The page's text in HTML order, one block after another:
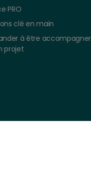
PRO
clé en main
à être accompagner
projet